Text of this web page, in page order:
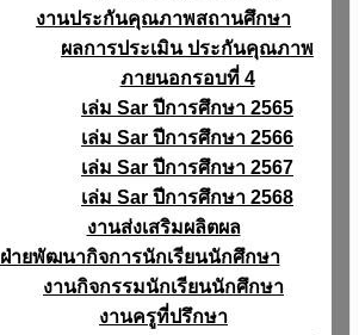
งานประกันคุณภาพสถานศึกษา
ผลการประเมิน ประกันคุณภาพ
ภายนอกรอบที่ 4
เล่ม Sar ปีการศึกษา 2565
เล่ม Sar ปีการศึกษา 2566
เล่ม Sar ปีการศึกษา 2567
เล่ม Sar ปีการศึกษา 2568
งานส่งเสริมผลิตผล
ฝ่ายพัฒนากิจการนักเรียนนักศึกษา
งานกิจกรรมนักเรียนนักศึกษา
งานครูที่ปรึกษา